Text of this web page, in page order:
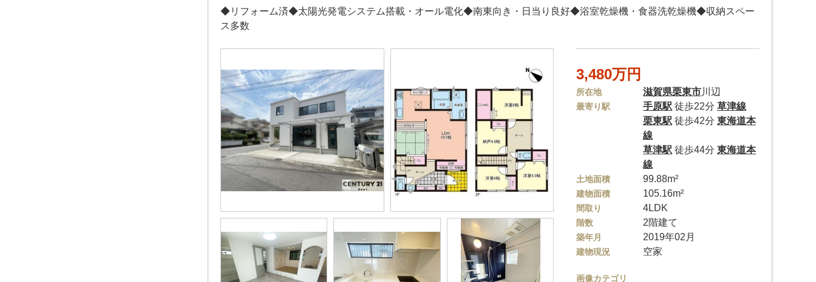
◆リフォーム済◆太陽光発電システム搭載・オール電化◆南東向き・日当り良好◆浴室乾燥機・食器洗乾燥機◆収納スペー
ス多数
3,480万円
所在地 滋賀県栗東市川辺
最寄り駅 手原駅 徒歩22分草津線
栗東駅 徒歩42分東海道本
線
草津駅 徒歩44分東海道本
線
土地面積 99.88m²
建物面積 105.16m²
間取り 4LDK
階数 2階建て
築年月 2019年02月
建物現況 空家
画像カテゴリ